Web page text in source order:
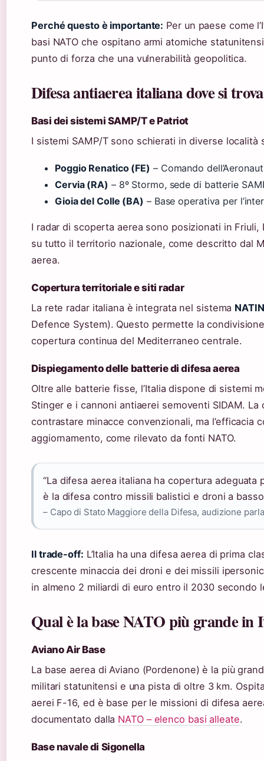
Perché questo è importante: Per un paese come
basi NATO che ospitano armi atomiche
punto di forza che una vulnerabilità geopolitica.
Difesa antiaerea italiana dove si
Basi dei sistemi SAMP/T e Patriot
I sistemi SAMP/T sono schierati in diverse
Poggio Renatico (FE) – Comando
Cervia (RA) – 8º Stormo, sede di batterie
Gioia del Colle (BA) – Base operativa per
I radar di scoperta aerea sono posizionati in
su tutto il territorio nazionale, come descritto dal
aerea.
Copertura territoriale e siti radar
La rete radar italiana è integrata nel sistema
Defence System). Questo permette la
copertura continua del Mediterraneo centrale.
Dispiegamento delle batterie di difesa aerea
Oltre alle batterie fisse, l’Italia dispone di sistemi
Stinger e i cannoni antiaerei semoventi SIDAM.
contrastare minacce convenzionali, ma
aggiornamento, come rilevato da fonti NATO.
“La difesa aerea italiana ha copertura
è la difesa contro missili balistici e droni a
– Capo di Stato Maggiore della Difesa, audizione
Il trade-off: L’Italia ha una difesa aerea di prima
crescente minaccia dei droni e dei missili
in almeno 2 miliardi di euro entro il 2030 secondo
Qual è la base NATO più grande in
Aviano Air Base
La base aerea di Aviano (Pordenone) è la più
militari statunitensi e una pista di oltre 3 km.
aerei F-16, ed è base per le missioni di difesa
documentato dalla NATO – elenco basi alleate.
Base navale di Sigonella